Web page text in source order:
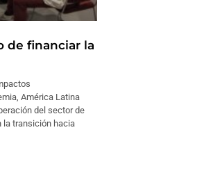
de financiar la
América Latina
del sector de
la transición hacia